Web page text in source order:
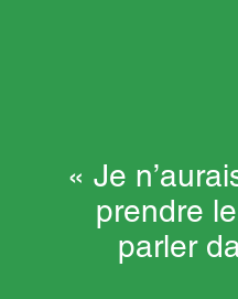
« Je
prendre
parler